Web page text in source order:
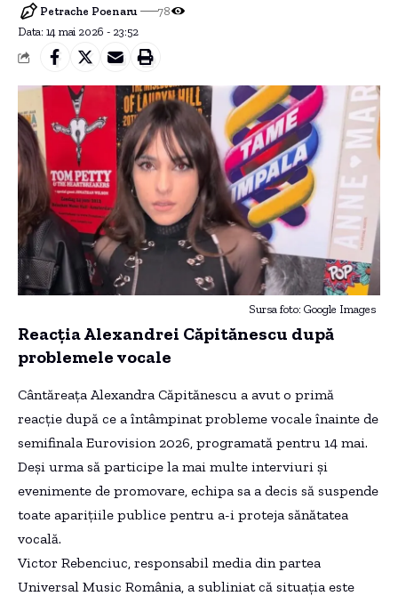
Data: 14 mai 2026 - 23:52
Petrache Poenaru 78
Sursa foto: Google Images
Reacția Alexandrei Căpitănescu după
problemele vocale
Cântăreața Alexandra Căpitănescu a avut o primă
reacție după ce a întâmpinat probleme vocale înainte de
semifinala Eurovision 2026, programată pentru 14 mai.
Deși urma să participe la mai multe interviuri și
evenimente de promovare, echipa sa a decis să suspende
toate aparițiile publice pentru a-i proteja sănătatea
vocală.
Victor Rebenciuc, responsabil media din partea
Universal Music România, a subliniat că situația este